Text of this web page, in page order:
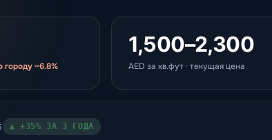
городу ~6.8%
1,500–2,300
AED за кв.фут · текущая цена
▲ +35% ЗА 3 ГОДА